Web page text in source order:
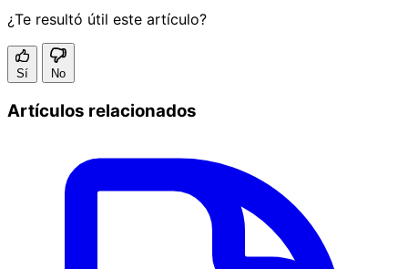
¿Te resultó útil este artículo?
Sí No
Artículos relacionados